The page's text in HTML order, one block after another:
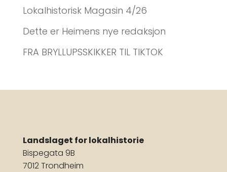
Lokalhistorisk Magasin 4/26
Dette er Heimens nye redaksjon
FRA BRYLLUPSSKIKKER TIL TIKTOK
Landslaget for lokalhistorie
Bispegata 9B
7012 Trondheim